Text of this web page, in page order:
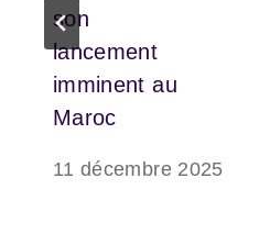
son
lancement
imminent au
Maroc
11 décembre 2025